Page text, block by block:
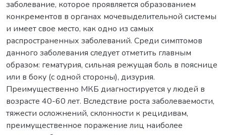
заболевание, которое проявляется образованием
конкрементов в органах мочевыделительной системы
и имеет свое место, как одно из самых
распространенных заболеваний. Среди симптомов
данного заболевания следует отметить главным
образом: гематурия, сильная режущая боль в пояснице
или в боку (с одной стороны), дизурия.
Преимущественно МКБ диагностируется у людей в
возрасте 40-60 лет. Вследствие роста заболеваемости,
тяжести осложнений, склонности к рецидивам,
преимущественное поражение лиц наиболее